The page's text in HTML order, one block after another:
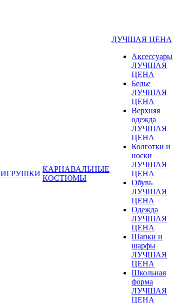
ИГРУШКИ
КАРНАВАЛЬНЫЕ
КОСТЮМЫ
ЛУЧШАЯ ЦЕНА
Аксессуары
ЛУЧШАЯ
ЦЕНА
Белье
ЛУЧШАЯ
ЦЕНА
Верхняя
одежда
ЛУЧШАЯ
ЦЕНА
Колготки и
носки
ЛУЧШАЯ
ЦЕНА
Обувь
ЛУЧШАЯ
ЦЕНА
Одежда
ЛУЧШАЯ
ЦЕНА
Шапки и
шарфы
ЛУЧШАЯ
ЦЕНА
Школьная
форма
ЛУЧШАЯ
ЦЕНА